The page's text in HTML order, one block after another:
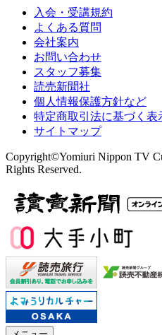
入会・受講規約
よくある質問
会社案内
お問い合わせ
スタッフ募集
読売新聞社
個人情報保護方針など
特定商取引法に基づく表
サイトマップ
Copyright©Yomiuri Nippon TV
Rights Reserved.